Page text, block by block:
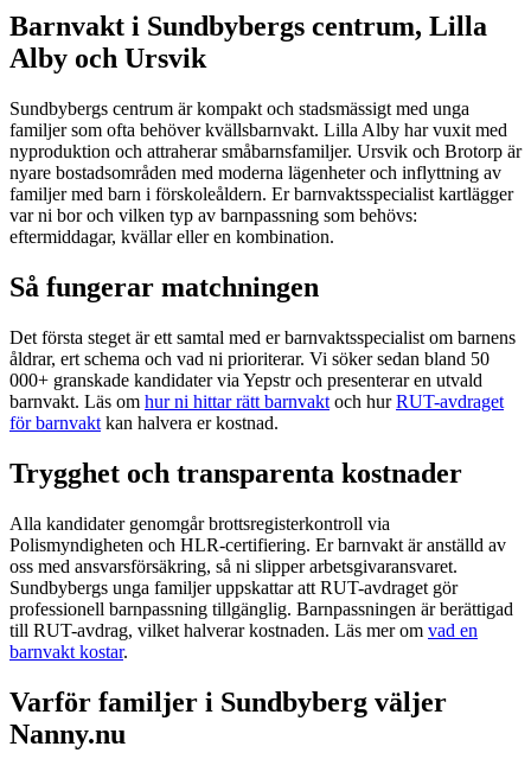
Barnvakt i Sundbybergs centrum, Lilla
Alby och Ursvik
Sundbybergs centrum är kompakt och stadsmässigt med unga
familjer som ofta behöver kvällsbarnvakt. Lilla Alby har vuxit med
nyproduktion och attraherar småbarnsfamiljer. Ursvik och Brotorp är
nyare bostadsområden med moderna lägenheter och inflyttning av
familjer med barn i förskoleåldern. Er barnvaktsspecialist kartlägger
var ni bor och vilken typ av barnpassning som behövs:
eftermiddagar, kvällar eller en kombination.
Så fungerar matchningen
Det första steget är ett samtal med er barnvaktsspecialist om barnens
åldrar, ert schema och vad ni prioriterar. Vi söker sedan bland 50
000+ granskade kandidater via Yepstr och presenterar en utvald
barnvakt. Läs om hur ni hittar rätt barnvakt och hurRUT-avdraget
för barnvakt kan halvera er kostnad.
Trygghet och transparenta kostnader
Alla kandidater genomgår brottsregisterkontroll via
Polismyndigheten och HLR-certifiering. Er barnvakt är anställd av
oss med ansvarsförsäkring, så ni slipper arbetsgivaransvaret.
Sundbybergs unga familjer uppskattar att RUT-avdraget gör
professionell barnpassning tillgänglig. Barnpassningen är berättigad
till RUT-avdrag, vilket halverar kostnaden. Läs mer om vad en
barnvakt kostar.
Varför familjer i Sundbyberg väljer
Nanny.nu